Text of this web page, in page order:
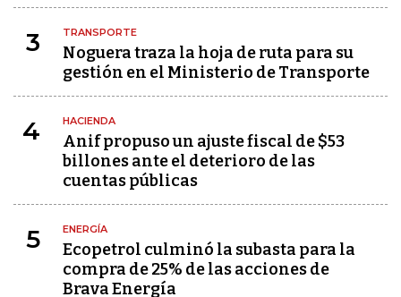
3 TRANSPORTE
Noguera traza la hoja de ruta para su
gestión en el Ministerio de Transporte
4 HACIENDA
Anif propuso un ajuste fiscal de $53
billones ante el deterioro de las
cuentas públicas
5 ENERGÍA
Ecopetrol culminó la subasta para la
compra de 25% de las acciones de
Brava Energía